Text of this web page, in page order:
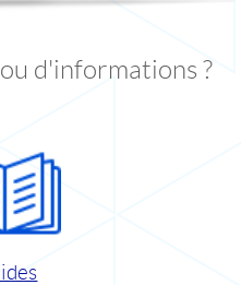
d'informations ?